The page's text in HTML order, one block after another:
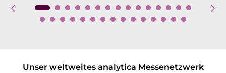
Unser weltweites analytica Messenetzwerk